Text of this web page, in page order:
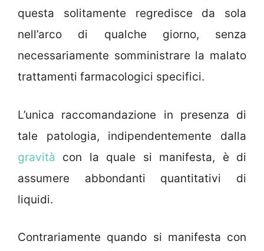
questa solitamente regredisce da sola
nell’arco di qualche giorno, senza
necessariamente somministrare la malato
trattamenti farmacologici specifici.
L’unica raccomandazione in presenza di
tale patologia, indipendentemente dalla
gravità con la quale si manifesta, è di
assumere abbondanti quantitativi di
liquidi.
Contrariamente quando si manifesta con